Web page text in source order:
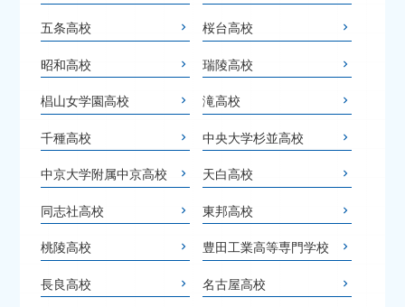
五条高校 桜台高校
昭和高校 瑞陵高校
椙山女学園高校 滝高校
千種高校 中央大学杉並高校
中京大学附属中京高校 天白高校
同志社高校 東邦高校
桃陵高校 豊田工業高等専門学校
長良高校 名古屋高校